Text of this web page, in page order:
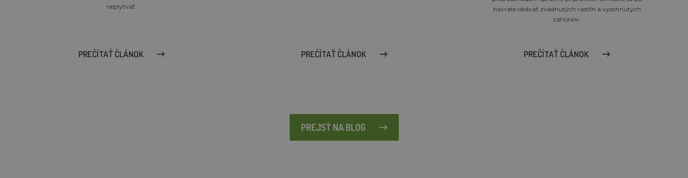
neplytvať.
PREČÍTAŤ ČLÁNOK PREČÍTAŤ ČLÁNOK
návrate obávať zvädnutých rastlín a vyschnutých
záhonov.
PREČÍTAŤ ČLÁNOK
PREJSŤ NA BLOG